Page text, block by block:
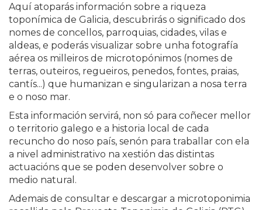
Aquí atoparás información sobre a riqueza
toponímica de Galicia, descubrirás o significado dos
nomes de concellos, parroquias, cidades, vilas e
aldeas, e poderás visualizar sobre unha fotografía
aérea os milleiros de microtopónimos (nomes de
terras, outeiros, regueiros, penedos, fontes, praias,
cantís...) que humanizan e singularizan a nosa terra
e o noso mar.
Esta información servirá, non só para coñecer mellor
o territorio galego e a historia local de cada
recuncho do noso país, senón para traballar con ela
a nivel administrativo na xestión das distintas
actuacións que se poden desenvolver sobre o
medio natural.
Ademais de consultar e descargar a microtoponimia